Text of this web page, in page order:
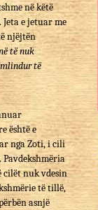
në këtë
e jetuar me
njëjtën
të nuk
të
është e
nga Zoti, i cili
cilët nuk vdesin
të tillë,
asnjë